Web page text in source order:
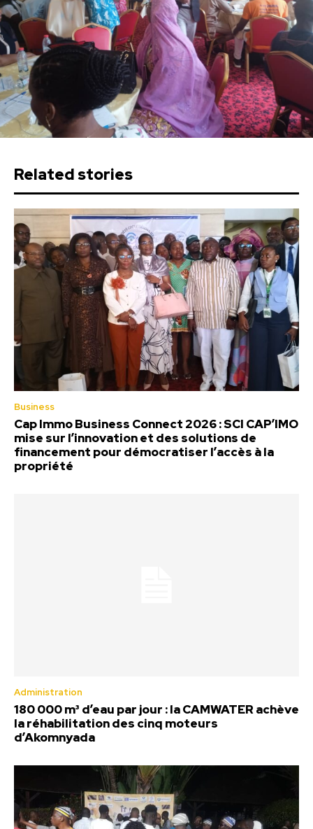
Related stories
Business
Cap Immo Business Connect 2026 : SCI CAP’IMO
mise sur l’innovation et des solutions de
financement pour démocratiser l’accès à la
propriété
Administration
180 000 m³ d’eau par jour : la CAMWATER achève
la réhabilitation des cinq moteurs
d’Akomnyada